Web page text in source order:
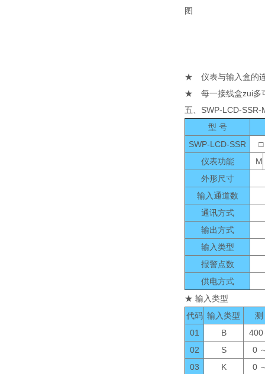
图
★ 仪表与输入盒的
★ 每一接线盒zui多
五、SWP-LCD-
型 号
SWP-LCD-SSR
□
仪表功能
M
外形尺寸
输入通道数
通讯方式
输出方式
输入类型
报警点数
供电方式
★ 输入类型
代码 输入类型
测
01
B
02
S
0
03
K 0